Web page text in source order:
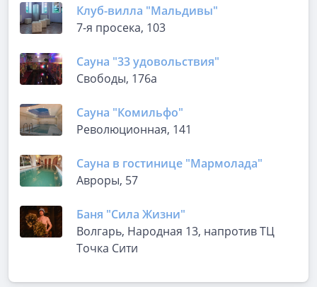
Клуб-вилла "Мальдивы"
7-я просека, 103
Сауна "33 удовольствия"
Свободы, 176а
Сауна "Комильфо"
Революционная, 141
Сауна в гостинице "Мармолада"
Авроры, 57
Баня "Сила Жизни"
Волгарь, Народная 13, напротив ТЦ
Точка Сити